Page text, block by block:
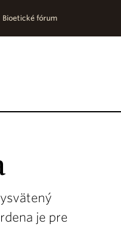
Bioetické fórum
je pre